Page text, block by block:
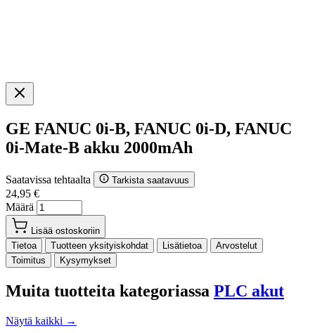
GE FANUC 0i-B, FANUC 0i-D, FANUC
0i-Mate-B akku 2000mAh
Saatavissa tehtaalta Tarkista saatavuus
24,95 €
Määrä
Lisää ostoskoriin
Tietoa
Tuotteen yksityiskohdat Lisätietoa
Arvostelut
Toimitus
Kysymykset
Muita tuotteita kategoriassa PLC akut
Näytä kaikki →